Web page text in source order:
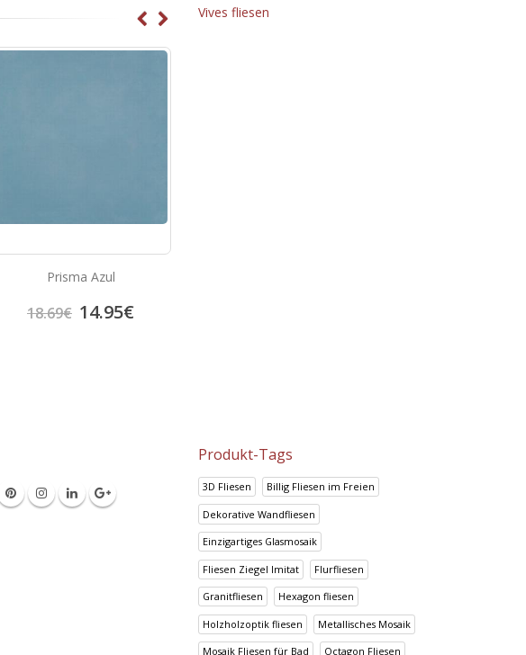
Prisma Azul
18.69€ 14.95€
Vives fliesen
Produkt-Tags
3D Fliesen Billig Fliesen im Freien
Dekorative Wandfliesen
Einzigartiges Glasmosaik
Fliesen Ziegel Imitat Flurfliesen
Granitfliesen Hexagon fliesen
Holzholzoptik fliesen Metallisches Mosaik
Mosaik Fliesen für Bad Octagon Fliesen